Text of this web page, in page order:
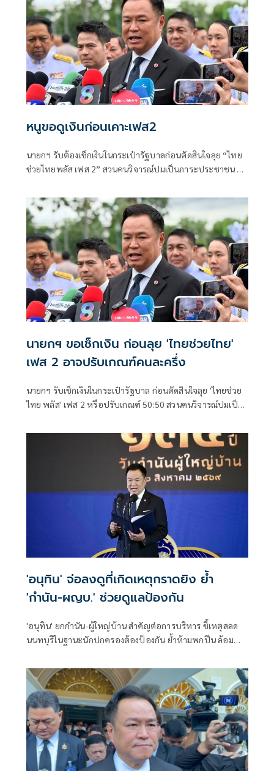
หนูขอดูเงินก่อนเคาะเฟส2
นายกฯ รับต้องเช็กเงินในกระเป๋ารัฐบาลก่อนตัดสินใจลุย “ไทย
ช่วยไทยพลัส เฟส 2” สวนคนวิจารณ์ปมเป็นภาระประชาชน ชี้
ไทยพลัสหรือไม่
นายกฯ ขอเช็กเงิน ก่อนลุย 'ไทยช่วยไทย'
เฟส 2 อาจปรับเกณฑ์คนละครึ่ง
นายกฯ รับเช็กเงินในกระเป๋ารัฐบาล ก่อนตัดสินใจลุย 'ไทยช่วย
ไทย พลัส' เฟส 2 หรือปรับเกณฑ์ 50:50 สวนคนวิจารณ์ปมเป็น
แข็งแรง
'อนุทิน' จ่อลงดูที่เกิดเหตุกราดยิง ย้ำ
'กำนัน-ผญบ.' ช่วยดูแลป้องกัน
'อนุทิน' ยกกำนัน-ผู้ใหญ่บ้าน สำคัญต่อการบริหาร ชี้เหตุสลด
นนทบุรีในฐานะนักปกครองต้องป้องกัน ย้ำห้ามพกปืน ล้อม
ที่เกิดเหตุ